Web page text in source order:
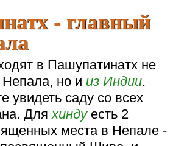
- главный
в Пашупатинатх не
Непала, но и из Индии.
увидеть саду со всех
Дляхиндуесть 2
места в Непале -